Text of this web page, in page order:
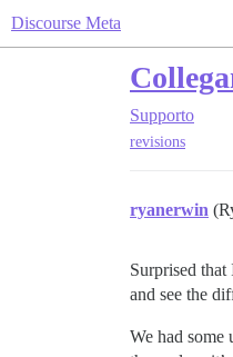
Discourse Meta
Supporto
revisions
ryanerwin
Surprised
and see the
We had some